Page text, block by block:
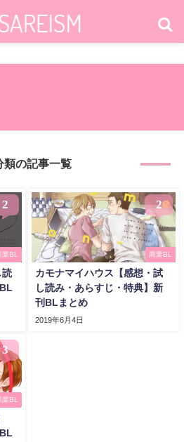
類の記事一覧
2
業BL
読
2
商業BL
カモナマイハウス【感想・試
し読み・あらすじ・特典】新
刊BLまとめ
2019年6月4日
3
業BL